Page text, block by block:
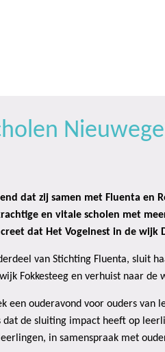
dat zij samen met Fluenta en
en vitale scholen met
dat Het Vogelnest in de wijk
van Stichting Fluenta, sluit
Fokkesteeg en verhuist naar de
een ouderavond voor ouders van
dat de sluiting impact heeft op
in samenspraak met